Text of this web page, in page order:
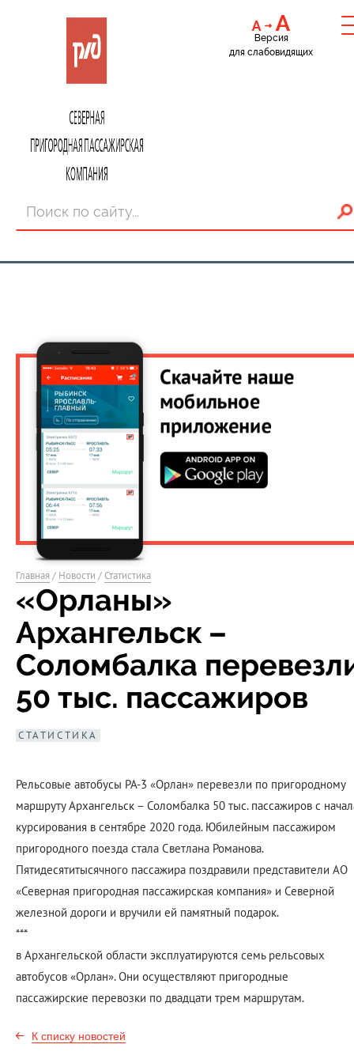
Версия
для слабовидящих
Главная/ Новости /Статистика
«Орланы»
Архангельск –
Соломбалка
50 тыс. пассажиров
СТАТИСТИКА
Рельсовые автобусы РА-3 «Орлан» перевезли по пригородному
маршруту Архангельск – Соломбалка 50 тыс. пассажиров с
курсирования в сентябре 2020 года. Юбилейным пассажиром
пригородного поезда стала Светлана Романова.
Пятидесятитысячного пассажира поздравили представители АО
«Северная пригородная пассажирская компания» и Северной
железной дороги и вручили ей памятный подарок.
***
в Архангельской области эксплуатируются семь рельсовых
автобусов «Орлан». Они осуществляют пригородные
пассажирские перевозки по двадцати трем маршрутам.
К списку новостей